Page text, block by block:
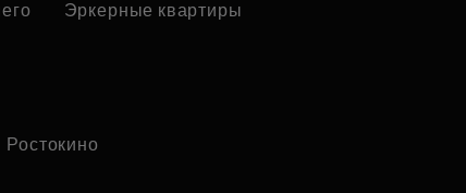
Эркерные квартиры
Ростокино